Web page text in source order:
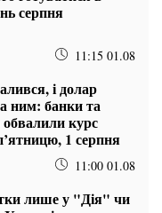
серпня
11:15 01.08
і долар
ним: банки та
курс
1 серпня
11:00 01.08
лише у "Дія" чи